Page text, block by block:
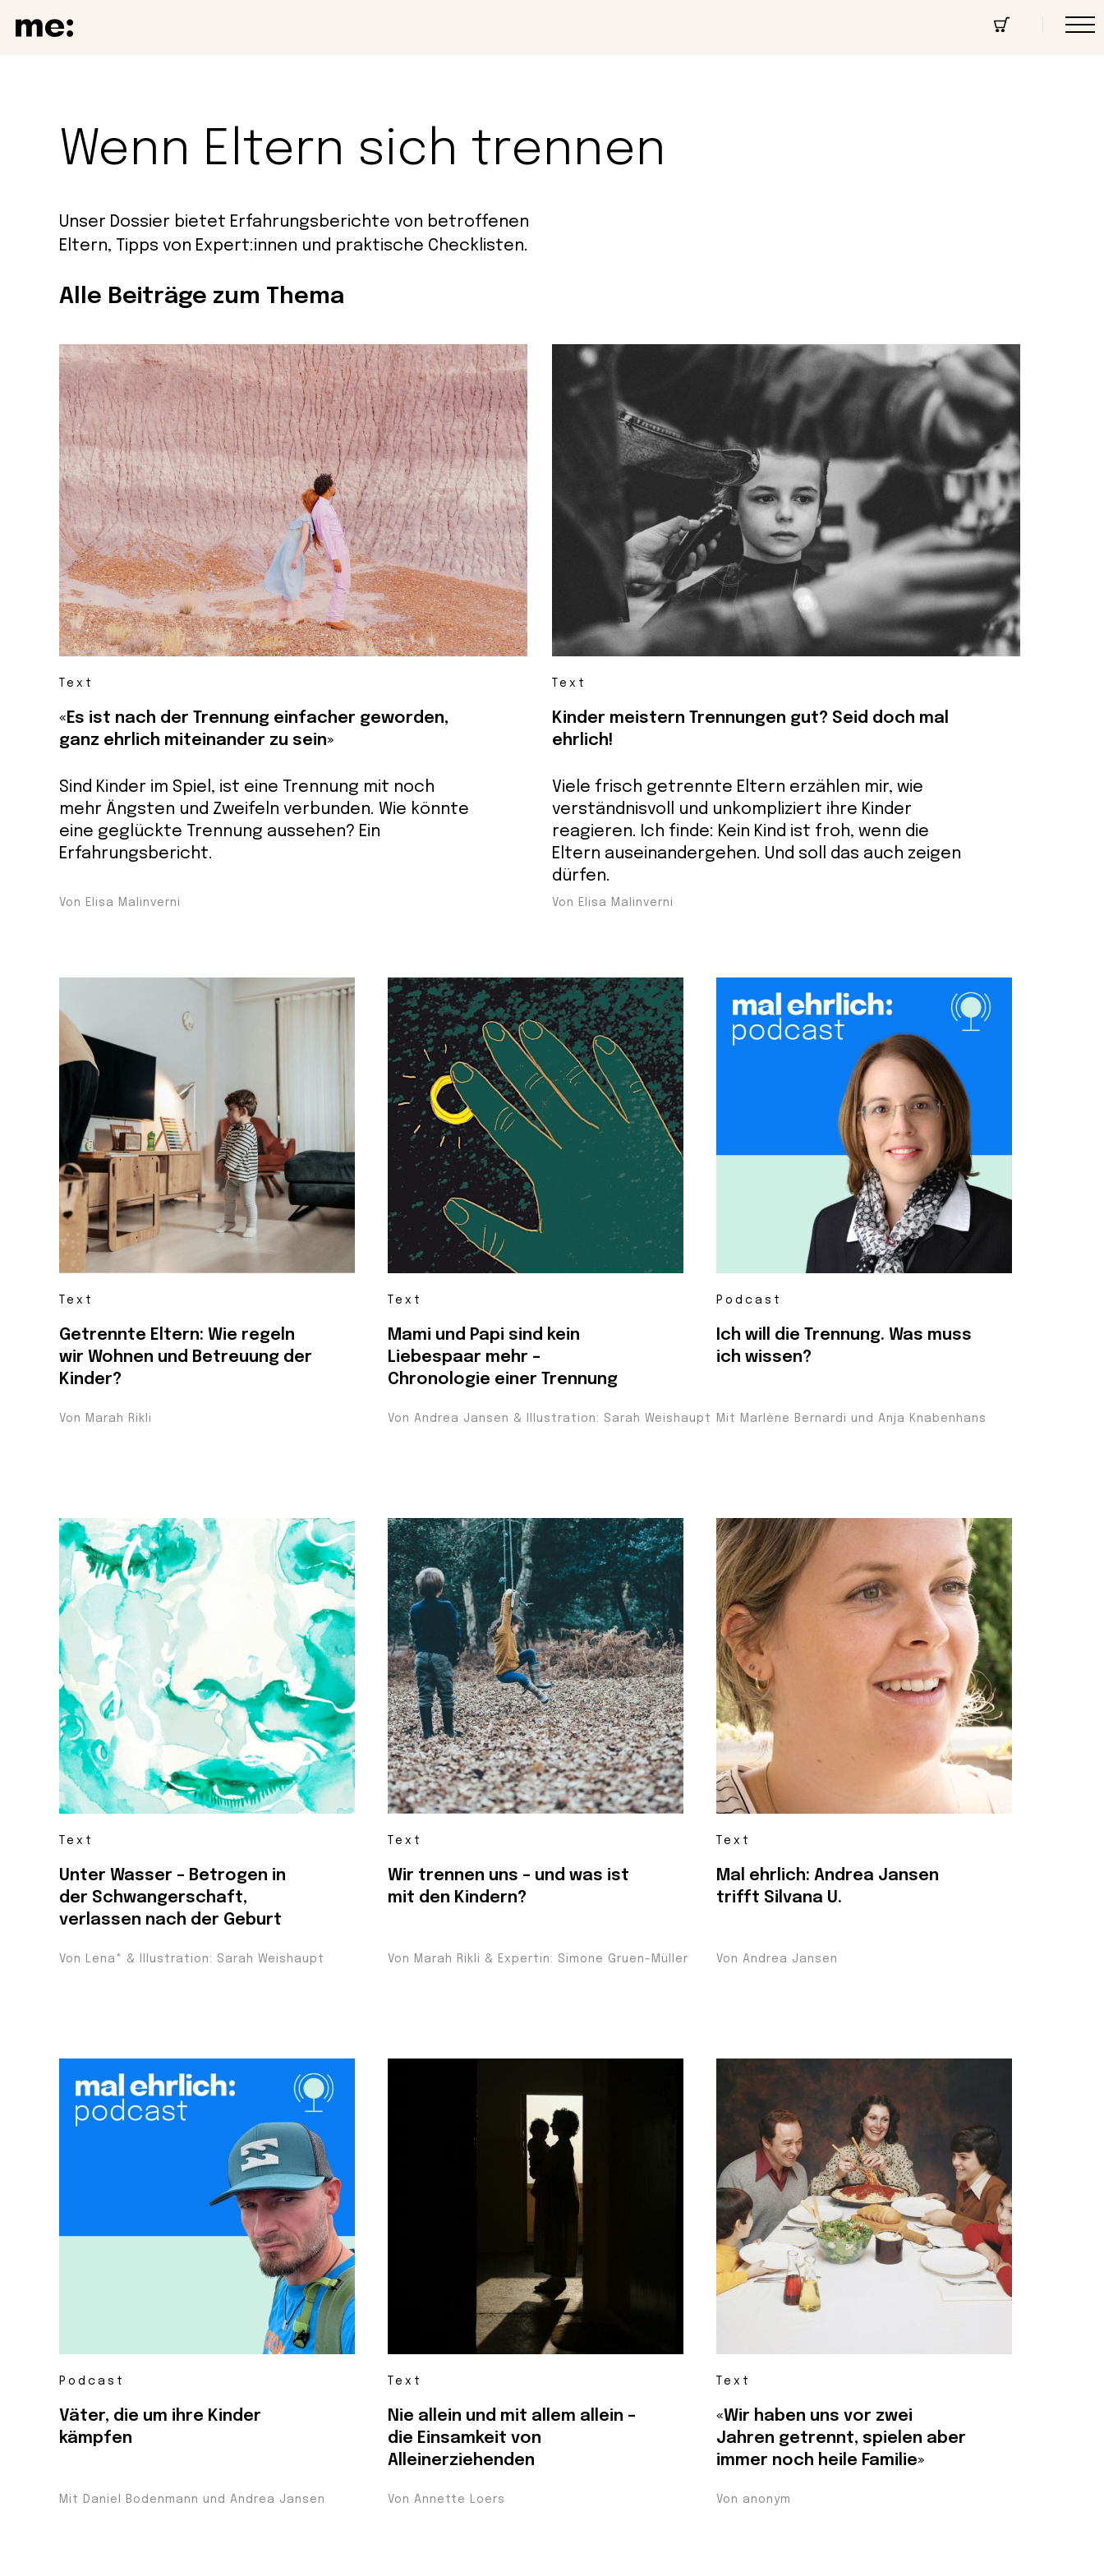
Community
Wenn Eltern sich trennen
Unser Dossier bietet Erfahrungsberichte von betroffenen
Eltern, Tipps von Expert:innen und praktische Checklisten.
Alle Beiträge zum Thema
Text
«Es ist nach der Trennung einfacher geworden,
ganz ehrlich miteinander zu sein»
Sind Kinder im Spiel, ist eine Trennung mit noch
mehr Ängsten und Zweifeln verbunden. Wie könnte
eine geglückte Trennung aussehen? Ein
Erfahrungsbericht.
Von Elisa Malinverni
Text
Kinder meistern Trennungen gut? Seid doch mal
ehrlich!
Viele frisch getrennte Eltern erzählen mir, wie
verständnisvoll und unkompliziert ihre Kinder
reagieren. Ich finde: Kein Kind ist froh, wenn die
Eltern auseinandergehen. Und soll das auch zeigen
dürfen.
Von Elisa Malinverni
Text
Getrennte Eltern: Wie regeln
wir Wohnen und Betreuung der
Kinder?
Von Marah Rikli
Text
Mami und Papi sind kein
Liebespaar mehr –
Chronologie einer Trennung
Von Andrea Jansen & Illustration: Sarah Weishaupt
Podcast
Ich will die Trennung. Was muss
ich wissen?
Mit Marlène Bernardi und Anja Knabenhans
Text
Unter Wasser – Betrogen in
der Schwangerschaft,
verlassen nach der Geburt
Von Lena* & Illustration: Sarah Weishaupt
Text
Wir trennen uns – und was ist
mit den Kindern?
Von Marah Rikli & Expertin: Simone Gruen-Müller
Text
Mal ehrlich: Andrea Jansen
trifft Silvana U.
Von Andrea Jansen
Podcast
Väter, die um ihre Kinder
kämpfen
Mit Daniel Bodenmann und Andrea Jansen
Text
Nie allein und mit allem allein –
die Einsamkeit von
Alleinerziehenden
Von Annette Loers
Text
«Wir haben uns vor zwei
Jahren getrennt, spielen aber
immer noch heile Familie»
Von anonym